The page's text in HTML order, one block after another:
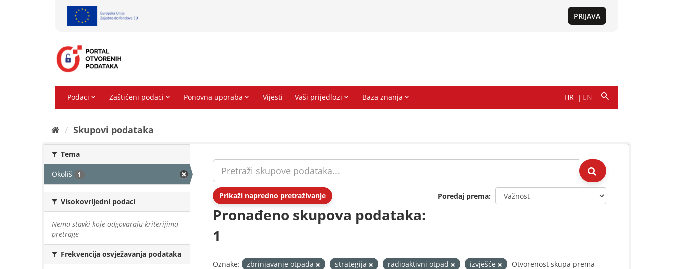
Skupovi podаtаkа
Tema
Okoliš 1
Visokovrijedni podaci
Nema stavki koje odgovaraju kriterijima
pretrage
Frekvencija osvježavanja podataka
Prikaži napredno pretraživanje Poredaj prema
Pronađeno skupova podataka:
1
Oznake: zbrinjavanje otpada strategija radioaktivni otpad izvješće
Otvorenost skupa prema